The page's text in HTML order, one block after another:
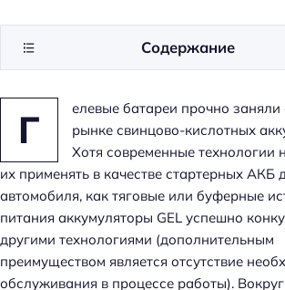
Г
елевые батареи прочно
рынке свинцово-кислотных
Хотя современные технологии
их применять в качестве стартерных АКБ
автомобиля, как тяговые или буферные
питания аккумуляторы GEL успешно
другими технологиями (дополнительным
преимуществом является отсутствие
обслуживания в процессе работы).
Содержание